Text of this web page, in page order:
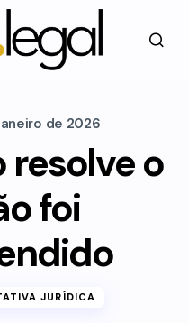
de 2026
resolve o
foi
JURÍDICA